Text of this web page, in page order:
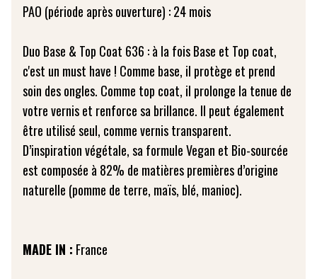
PAO (période après ouverture) : 24 mois
Duo Base & Top Coat 636 : à la fois Base et Top coat,
c'est un must have ! Comme base, il protège et prend
soin des ongles. Comme top coat, il prolonge la tenue de
votre vernis et renforce sa brillance. Il peut également
être utilisé seul, comme vernis transparent.
D’inspiration végétale, sa formule Vegan et Bio-sourcée
est composée à 82% de matières premières d’origine
naturelle (pomme de terre, maïs, blé, manioc).
MADE IN : France